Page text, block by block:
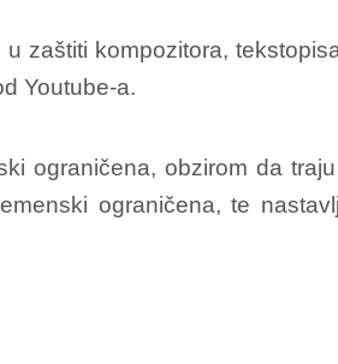
zaštiti kompozitora,
Youtube-a.
ograničena, obzirom da
ograničena, te